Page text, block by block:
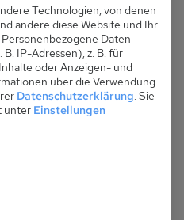
Technologien, von denen
andere diese Website und Ihr
Personenbezogene Daten
IP-Adressen), z. B. für
oder Anzeigen- und
über die Verwendung
Datenschutzerklärung. Sie
unter Einstellungen
Gruppen, für die